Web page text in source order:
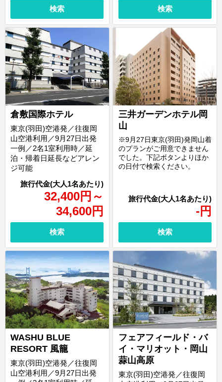
検索 検索
倉敷国際ホテル
32,400円 ～
34,600円
東京(羽田)空港発／往復岡
山空港利用／9月27日出発
一例／2名1室利用時／延
泊・帰着日延長などアレン
ジ可能
検索
三井ガーデンホテル岡
山
- 円
※9月27日東京(羽田)発岡山着
のプランがご用意できません
でした。下記ボタンよりほか
の日付で検索ください。
検索
WASHU BLUE
RESORT 風籠
東京(羽田)空港発／往復岡
山空港利用／9月27日出発
フェアフィールド・バ
イ・マリオット・岡山
蒜山高原
東京(羽田)空港発／往復岡